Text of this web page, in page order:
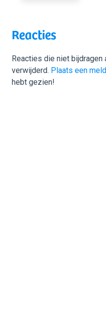
Reacties
Reacties die niet
verwijderd. Plaats een
hebt gezien!